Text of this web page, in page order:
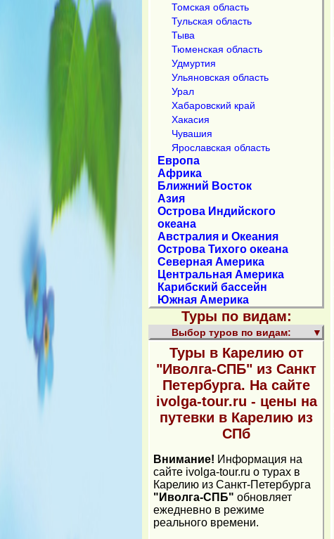
Томская область
Тульская область
Тыва
Тюменская область
Удмуртия
Ульяновская область
Урал
Хабаровский край
Хакасия
Чувашия
Ярославская область
Европа
Африка
Ближний Восток
Азия
Острова Индийского
океана
Австралия и Океания
Острова Тихого океана
Северная Америка
Центральная Америка
Карибский бассейн
Южная Америка
Туры по видам:
Выбор туров по видам: ▼
Туры в Карелию от
"Иволга-СПБ" из Санкт
Петербурга. На сайте
ivolga-tour.ru - цены на
путевки в Карелию из
СПб
Внимание! Информация на
сайте ivolga-tour.ru о турах в
Карелию из Санкт-Петербурга
"Иволга-СПБ" обновляет
ежедневно в режиме
реального времени.